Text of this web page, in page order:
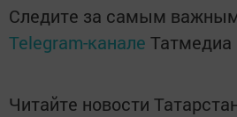
Следите за самым
Telegram-канале Татмедиа
Читайте новости